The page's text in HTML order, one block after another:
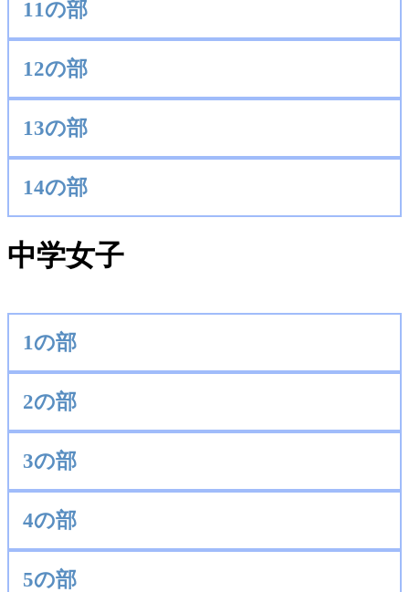
11の部
12の部
13の部
14の部
中学女子
1の部
2の部
3の部
4の部
5の部